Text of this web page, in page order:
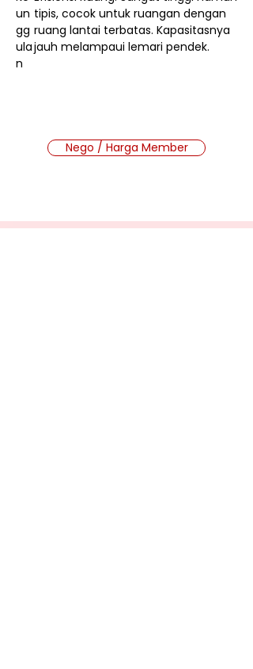
un
gg
ula
n
tipis, cocok untuk ruangan dengan
ruang lantai terbatas. Kapasitasnya
jauh melampaui lemari pendek.
Nego / Harga Member